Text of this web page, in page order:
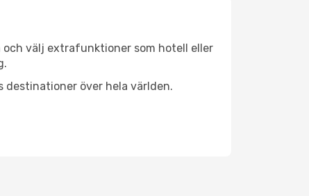
och välj extrafunktioner som hotell eller
destinationer över hela världen.